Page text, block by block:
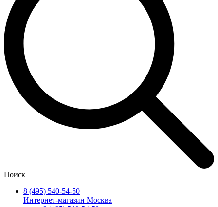
Поиск
8 (495) 540-54-50
Интернет-магазин Москва